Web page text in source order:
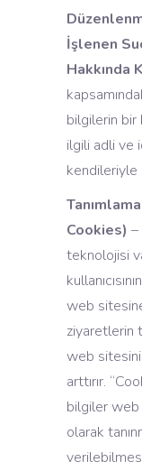
İşlenen
Hakkında
bilgilerin bir
ilgili adli ve
kendileriyle
Cookies)
teknolojisi
web
ziyaretlerin
web
arttırır.
bilgiler web
olarak